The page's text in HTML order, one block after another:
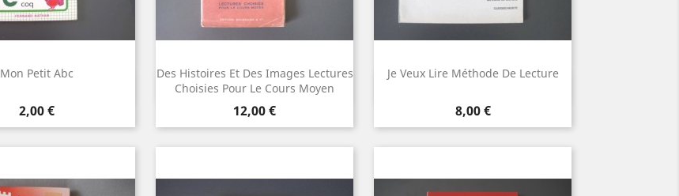
Mon Petit Abc
Prix
2,00 €
Des Histoires Et Des Images Lectures
Choisies Pour Le Cours Moyen
Prix
12,00 €
 Aperçu rapide
Je Veux Lire Méthode De Lecture
Prix
8,00 €